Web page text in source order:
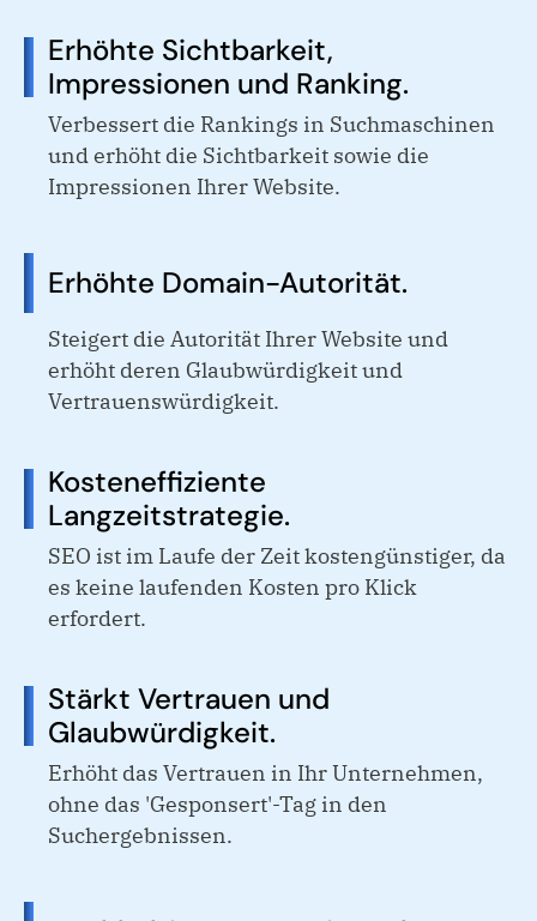
Erhöhte Sichtbarkeit,
Impressionen und Ranking.
Verbessert die Rankings in Suchmaschinen
und erhöht die Sichtbarkeit sowie die
Impressionen Ihrer Website.
Erhöhte Domain-Autorität.
Steigert die Autorität Ihrer Website und
erhöht deren Glaubwürdigkeit und
Vertrauenswürdigkeit.
Kosteneffiziente
Langzeitstrategie.
SEO ist im Laufe der Zeit kostengünstiger, da
es keine laufenden Kosten pro Klick
erfordert.
Stärkt Vertrauen und
Glaubwürdigkeit.
Erhöht das Vertrauen in Ihr Unternehmen,
ohne das 'Gesponsert'-Tag in den
Suchergebnissen.